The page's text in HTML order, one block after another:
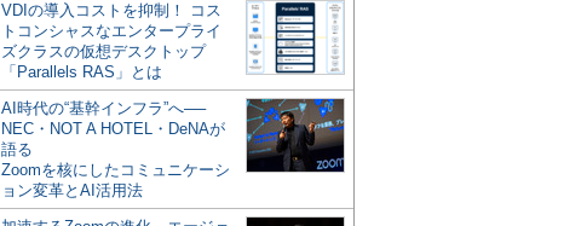
VDIの導入コストを抑制！ コス
トコンシャスなエンタープライ
ズクラスの仮想デスクトップ
「Parallels RAS」とは
AI時代の“基幹インフラ”へ──
NEC・NOT A HOTEL・DeNAが
語る
Zoomを核にしたコミュニケーシ
ョン変革とAI活用法